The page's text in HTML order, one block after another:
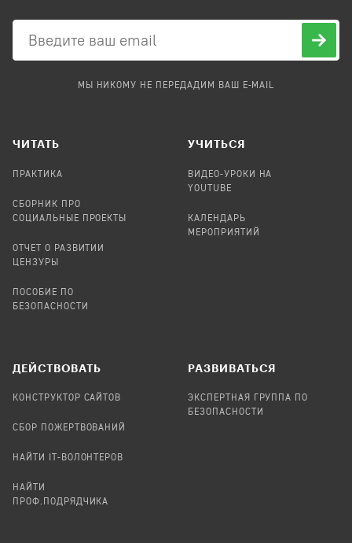
МЫ НИКОМУ НЕ ПЕРЕДАДИМ ВАШ E-MAIL
ЧИТАТЬ
ПРАКТИКА
СБОРНИК ПРО
СОЦИАЛЬНЫЕ ПРОЕКТЫ
ОТЧЕТ О РАЗВИТИИ
ЦЕНЗУРЫ
ПОСОБИЕ ПО
БЕЗОПАСНОСТИ
УЧИТЬСЯ
ВИДЕО-УРОКИ НА
YOUTUBE
КАЛЕНДАРЬ
МЕРОПРИЯТИЙ
ДЕЙСТВОВАТЬ
КОНСТРУКТОР САЙТОВ
СБОР ПОЖЕРТВОВАНИЙ
НАЙТИ IT-ВОЛОНТЕРОВ
НАЙТИ
ПРОФ.ПОДРЯДЧИКА
РАЗВИВАТЬСЯ
ЭКСПЕРТНАЯ ГРУППА ПО
БЕЗОПАСНОСТИ